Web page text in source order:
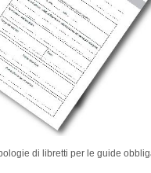
di libretti per le guide